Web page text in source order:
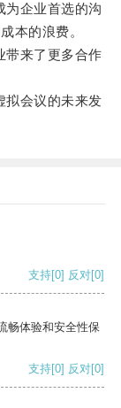
企业首选的沟
本的浪费。
来了更多合作
会议的未来发
支持[0] 反对[0]
畅体验和安全性保
支持[0] 反对[0]